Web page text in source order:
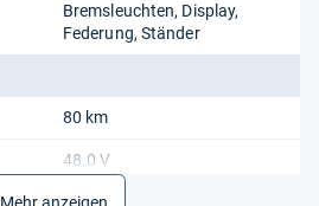
Bremsleuchten, Display,
Federung, Ständer
80 km
48.0 V